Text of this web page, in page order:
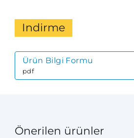
Indirme
Ürün Bilgi Formu
pdf
Önerilen ürünler